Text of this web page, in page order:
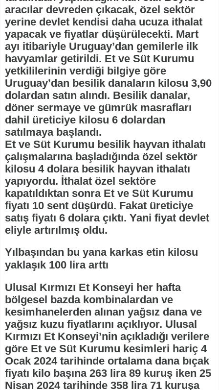
aracılar devreden çıkacak, özel sektör
yerine devlet kendisi daha ucuza ithalat
yapacak ve fiyatlar düşürülecekti. Mart
ayı itibariyle Uruguay’dan gemilerle ilk
havyamlar getirildi. Et ve Süt Kurumu
yetkililerinin verdiği bilgiye göre
Uruguay’dan besilik danaların kilosu 3,90
dolardan satın alındı. Besilik danalar,
döner sermaye ve gümrük masrafları
dahil üreticiye kilosu 6 dolardan
satılmaya başlandı.
Et ve Süt Kurumu besilik hayvan ithalatı
çalışmalarına başladığında özel sektör
kilosu 4 dolara besilik hayvan ithalatı
yapıyordu. İthalat özel sektöre
kapatıldıktan sonra Et ve Süt Kurumu
fiyatı 10 sent düşürdü. Fakat üreticiye
satış fiyatı 6 dolara çıktı. Yani fiyat devlet
eliyle artırılmış oldu.
Yılbaşından bu yana karkas etin kilosu
yaklaşık 100 lira arttı
Ulusal Kırmızı Et Konseyi her hafta
bölgesel bazda kombinalardan ve
kesimhanelerden alınan yağsız dana ve
yağsız kuzu fiyatlarını açıklıyor. Ulusal
Kırmızı Et Konseyi’nin açıkladığı verilere
göre Et ve Süt Kurumu kesimleri hariç 4
Ocak 2024 tarihinde ortalama dana bıçak
fiyatı kilo başına 263 lira 89 kuruş iken 25
Nisan 2024 tarihinde 358 lira 71 kuruşa